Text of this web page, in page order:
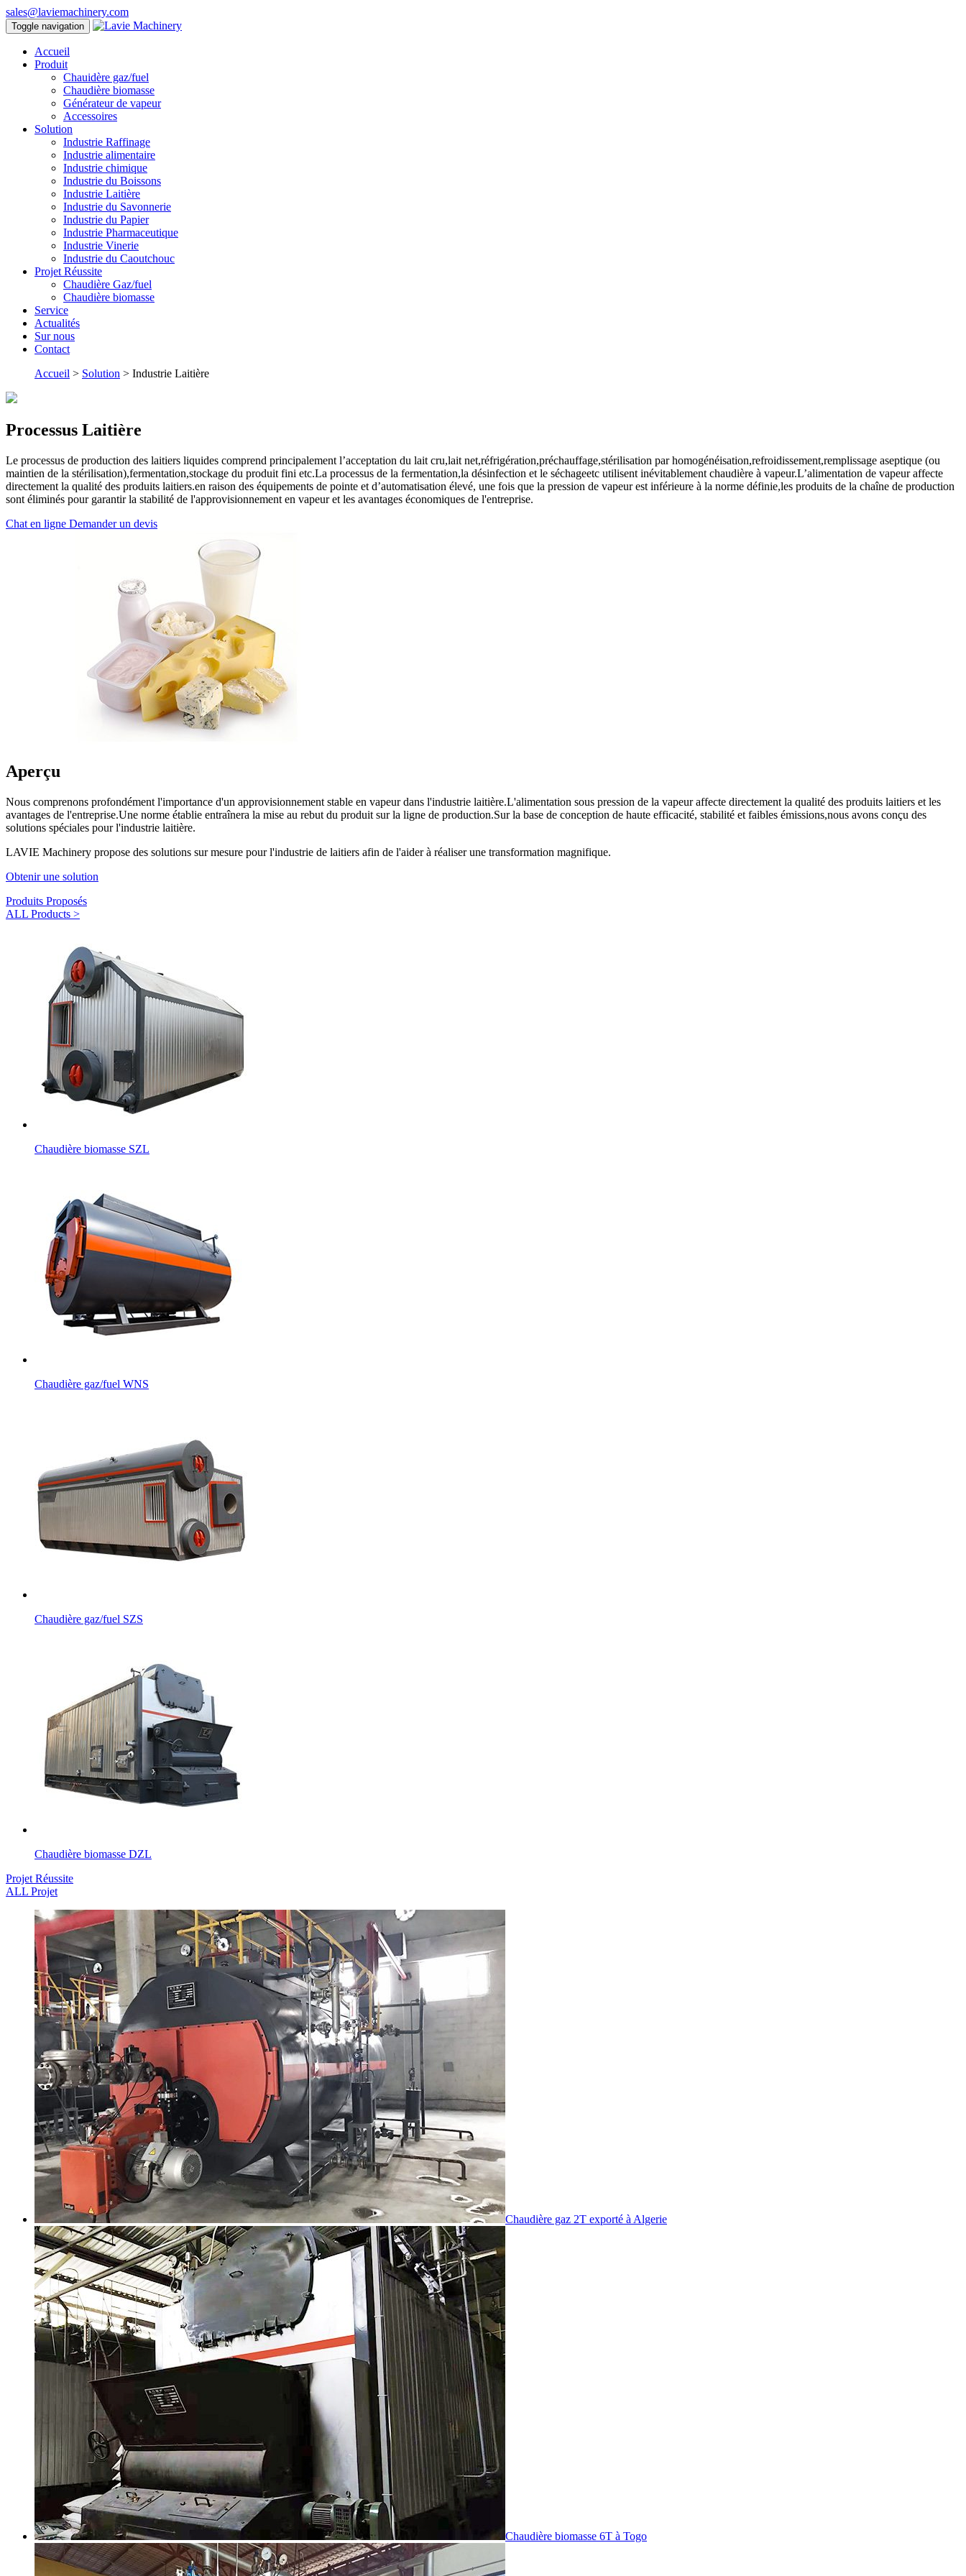
sales@laviemachinery.com
Toggle navigation
Accueil
Produit
Chauidère gaz/fuel
Chaudière biomasse
Générateur de vapeur
Accessoires
Solution
Industrie Raffinage
Industrie alimentaire
Industrie chimique
Industrie du Boissons
Industrie Laitière
Industrie du Savonnerie
Industrie du Papier
Industrie Pharmaceutique
Industrie Vinerie
Industrie du Caoutchouc
Projet Réussite
Chaudière Gaz/fuel
Chaudière biomasse
Service
Actualités
Sur nous
Contact
Accueil > Solution > Industrie Laitière
Processus Laitière
Le processus de production des laitiers liquides comprend principalement l’acceptation du lait cru,lait net,réfrigération,préchauffage,stérilisation par homogénéisation,refroidissement,remplissage aseptique (ou
maintien de la stérilisation),fermentation,stockage du produit fini etc.La processus de la fermentation,la désinfection et le séchageetc utilisent inévitablement chaudière à vapeur.L’alimentation de vapeur affecte
directement la qualité des produits laitiers.en raison des équipements de pointe et d’automatisation élevé, une fois que la pression de vapeur est inférieure à la norme définie,les produits de la chaîne de production
sont éliminés pour garantir la stabilité de l'approvisionnement en vapeur et les avantages économiques de l'entreprise.
Chat en ligne Demander un devis
Aperçu
Nous comprenons profondément l'importance d'un approvisionnement stable en vapeur dans l'industrie laitière.L'alimentation sous pression de la vapeur affecte directement la qualité des produits laitiers et les
avantages de l'entreprise.Une norme établie entraînera la mise au rebut du produit sur la ligne de production.Sur la base de conception de haute efficacité, stabilité et faibles émissions,nous avons conçu des
solutions spéciales pour l'industrie laitière.
LAVIE Machinery propose des solutions sur mesure pour l'industrie de laitiers afin de l'aider à réaliser une transformation magnifique.
Obtenir une solution
Produits Proposés
ALL Products >
Chaudière biomasse SZL
Chaudière gaz/fuel WNS
Chaudière gaz/fuel SZS
Chaudière biomasse DZL
Projet Réussite
ALL Projet
Chaudière gaz 2T exporté à Algerie
Chaudière biomasse 6T à Togo